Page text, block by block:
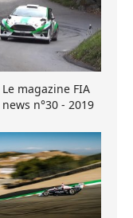
magazine FIA
n°30 - 2019